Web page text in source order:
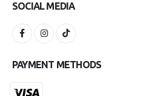
SOCIAL MEDIA
PAYMENT METHODS